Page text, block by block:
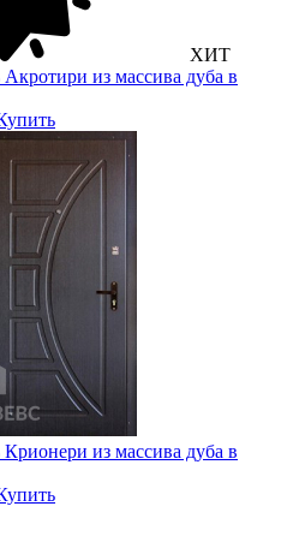
ХИТ
из массива дуба в
из массива дуба в